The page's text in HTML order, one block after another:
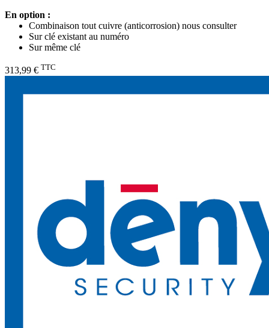
En option :
Combinaison tout cuivre (anticorrosion) nous consulter
Sur clé existant au numéro
Sur même clé
313,99 € TTC